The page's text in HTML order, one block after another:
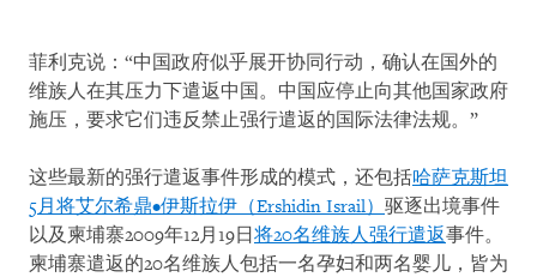
菲利克说：“中国政府似乎展开协同行动，确认在国外的
维族人在其压力下遣返中国。中国应停止向其他国家政府
施压，要求它们违反禁止强行遣返的国际法律法规。”
这些最新的强行遣返事件形成的模式，还包括哈萨克斯坦
5月将艾尔希鼎•伊斯拉伊（Ershidin Israil） 驱逐出境事件
以及柬埔寨2009年12月19日 将20名维族人强行遣返事件。
柬埔寨遣返的20名维族人包括一名孕妇和两名婴儿，皆为